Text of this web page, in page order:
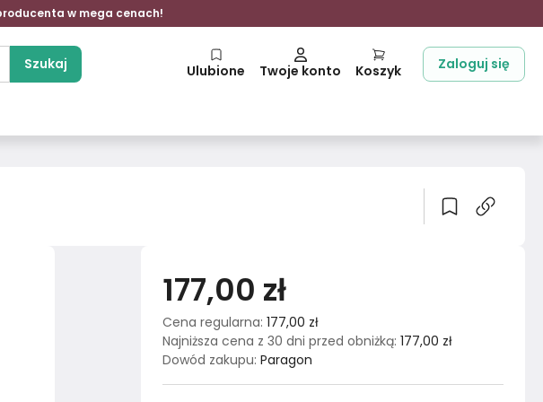
w mega cenach!
Szukaj Ulubione Twoje konto Koszyk Zaloguj się
177,00 zł
Cena regularna: 177,00 zł
Najniższa cena z 30 dni przed obniżką: 177,00 zł
Dowód zakupu: Paragon